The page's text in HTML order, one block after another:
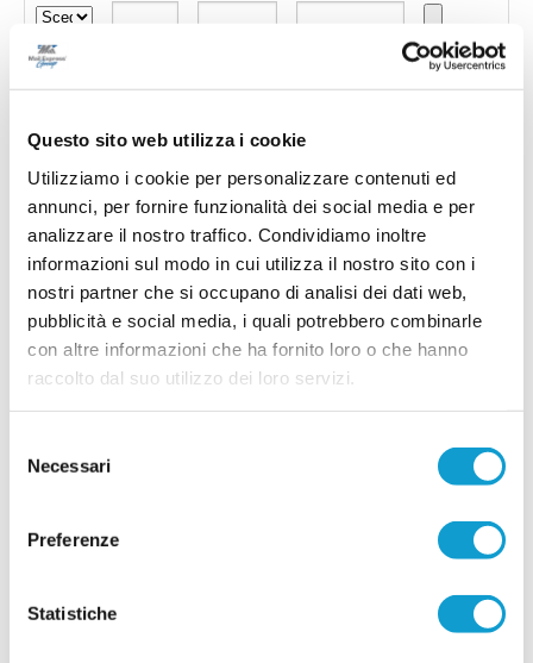
Questo sito web utilizza i cookie
Utilizziamo i cookie per personalizzare contenuti ed
annunci, per fornire funzionalità dei social media e per
analizzare il nostro traffico. Condividiamo inoltre
informazioni sul modo in cui utilizza il nostro sito con i
nostri partner che si occupano di analisi dei dati web,
pubblicità e social media, i quali potrebbero combinarle
con altre informazioni che ha fornito loro o che hanno
raccolto dal suo utilizzo dei loro servizi.
delNecessari
Preferenze
Statistiche